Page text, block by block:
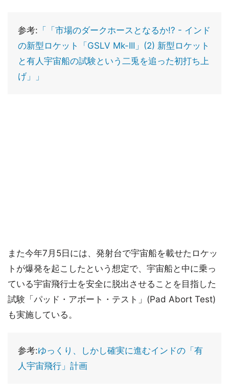
参考: 「「市場のダークホースとなるか!? - インド
の新型ロケット「GSLV Mk-III」(2) 新型ロケット
と有人宇宙船の試験という二兎を追った初打ち上
げ」」
また今年7月5日には、発射台で宇宙船を載せたロケッ
トが爆発を起こしたという想定で、宇宙船と中に乗っ
ている宇宙飛行士を安全に脱出させることを目指した
試験「パッド・アボート・テスト」(Pad Abort Test)
も実施している。
参考:ゆっくり、しかし確実に進むインドの「有
人宇宙飛行」計画